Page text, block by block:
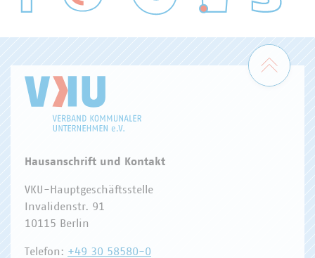
WASSER/ABWASSER
Zum
Hausanschrift und Kontakt
VKU-Hauptgeschäftsstelle
Invalidenstr. 91
10115 Berlin
Telefon: +49 30 58580-0